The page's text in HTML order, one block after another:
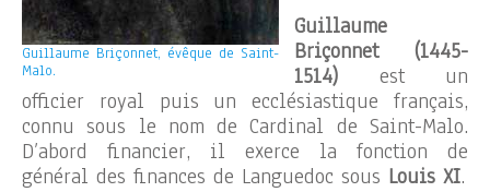
Guillaume Briçonnet, évêque de Saint-
Malo.
Guillaume
Briçonnet (1445-
1514) est un
officier royal puis un ecclésiastique français,
connu sous le nom de Cardinal de Saint-Malo.
D’abord financier, il exerce la fonction de
général des finances de Languedoc sous Louis XI.